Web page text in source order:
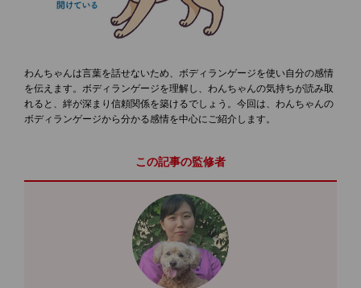
わんちゃんは言葉を話せないため、ボディランゲージを使い自分の感情
を伝えます。ボディランゲージを理解し、わんちゃんの気持ちが読み取
れると、絆が深まり信頼関係を築けるでしょう。今回は、わんちゃんの
ボディランゲージから分かる感情を中心にご紹介します。
この記事の監修者